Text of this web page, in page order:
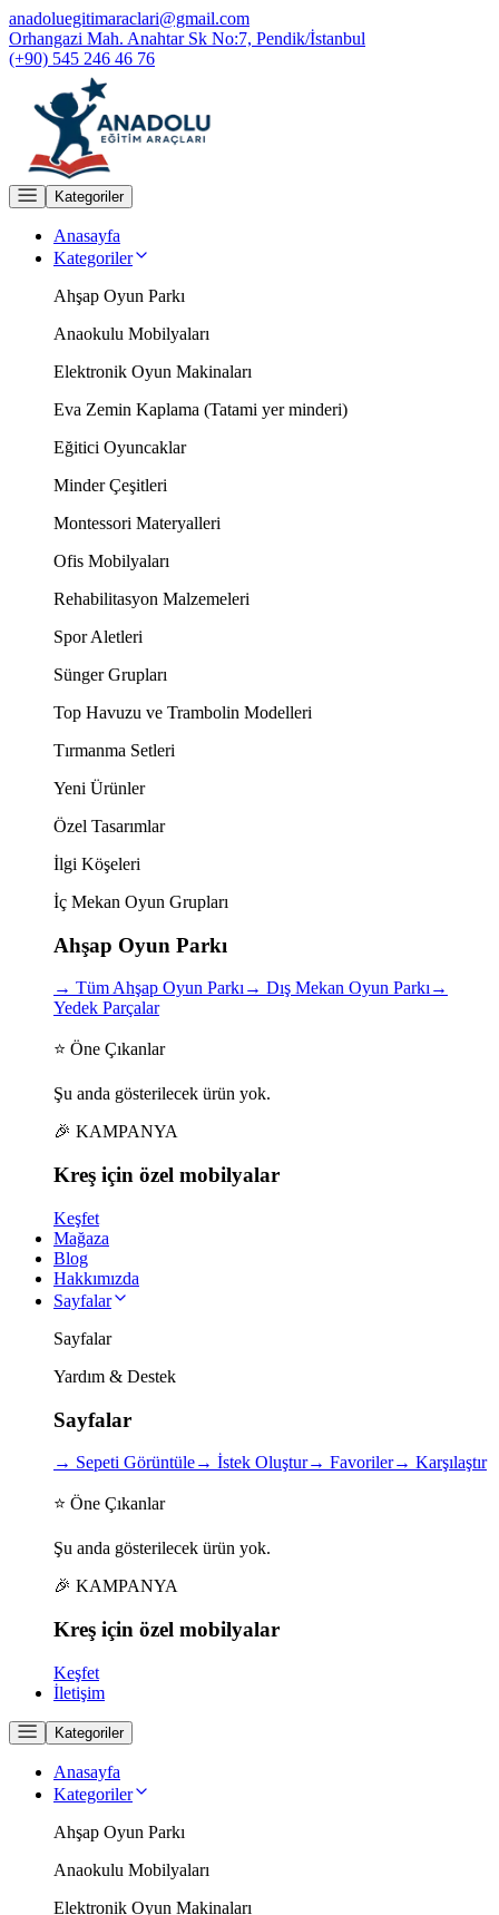
anadoluegitimaraclari@gmail.com
Orhangazi Mah. Anahtar Sk No:7, Pendik/İstanbul
(+90) 545 246 46 76
Kategoriler
Anasayfa
Kategoriler
Ahşap Oyun Parkı
Anaokulu Mobilyaları
Elektronik Oyun Makinaları
Eva Zemin Kaplama (Tatami yer minderi)
Eğitici Oyuncaklar
Minder Çeşitleri
Montessori Materyalleri
Ofis Mobilyaları
Rehabilitasyon Malzemeleri
Spor Aletleri
Sünger Grupları
Top Havuzu ve Trambolin Modelleri
Tırmanma Setleri
Yeni Ürünler
Özel Tasarımlar
İlgi Köşeleri
İç Mekan Oyun Grupları
Ahşap Oyun Parkı
→ Tüm Ahşap Oyun Parkı→ Dış Mekan Oyun Parkı→
Yedek Parçalar
⭐ Öne Çıkanlar
Şu anda gösterilecek ürün yok.
🎉 KAMPANYA
Kreş için özel mobilyalar
Keşfet
Mağaza
Blog
Hakkımızda
Sayfalar
Sayfalar
Yardım & Destek
Sayfalar
→ Sepeti Görüntüle→ İstek Oluştur→ Favoriler→ Karşılaştır
⭐ Öne Çıkanlar
Şu anda gösterilecek ürün yok.
🎉 KAMPANYA
Kreş için özel mobilyalar
Keşfet
İletişim
Kategoriler
Anasayfa
Kategoriler
Ahşap Oyun Parkı
Anaokulu Mobilyaları
Elektronik Oyun Makinaları